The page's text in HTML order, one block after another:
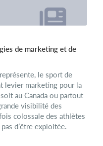
de marketing et de
le sport de
levier marketing pour la
au Canada ou partout
visibilité des
colossale des athlètes
d’être exploitée.